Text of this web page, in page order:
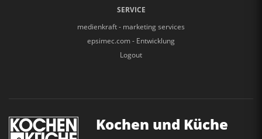
SERVICE
medienkraft - marketing services
epsimec.com - Entwicklung
Logout
Kochen und Küche